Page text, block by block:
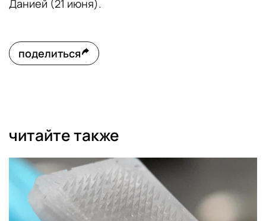
Данией (21 июня).
поделиться
читайте также